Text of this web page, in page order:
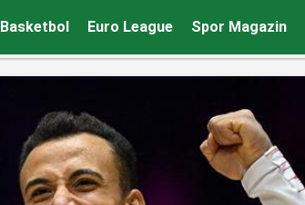
Basketbol Euro League Spor Magazin